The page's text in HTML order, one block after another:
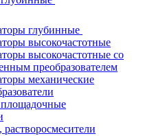
глубинные
высокочастотные
высокочастотные со
преобразователем
механические